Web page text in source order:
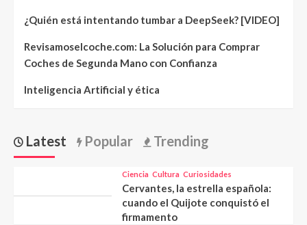
¿Quién está intentando tumbar a DeepSeek? [VIDEO]
Revisamoselcoche.com: La Solución para Comprar
Coches de Segunda Mano con Confianza
Inteligencia Artificial y ética
Latest Popular Trending
Ciencia Cultura Curiosidades
Cervantes, la estrella española:
cuando el Quijote conquistó el
firmamento